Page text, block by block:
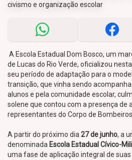
civismo e organização escolar
A Escola Estadual Dom Bosco, um
de Lucas do Rio Verde, oficializou
seu período de adaptação para o
transição, que vinha sendo
alunos e pela comunidade escolar,
solene que contou com a presença de
representantes do Corpo de
A partir do próximo dia 27 de junho, a
denominada Escola Estadual Cívico-
uma fase de aplicação integral de